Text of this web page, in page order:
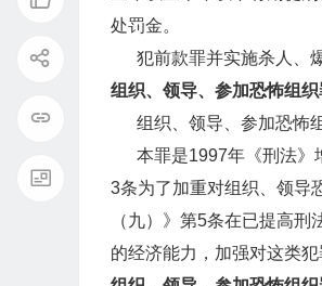
处罚金。
犯前款罪并实施杀人、爆
组织、领导、参加恐怖组
组织、领导、参加恐怖组
本罪是1997年《刑法》
3条为了加重对组织、领导
（九）》第5条在已提高
的经济能力，加强对这类犯